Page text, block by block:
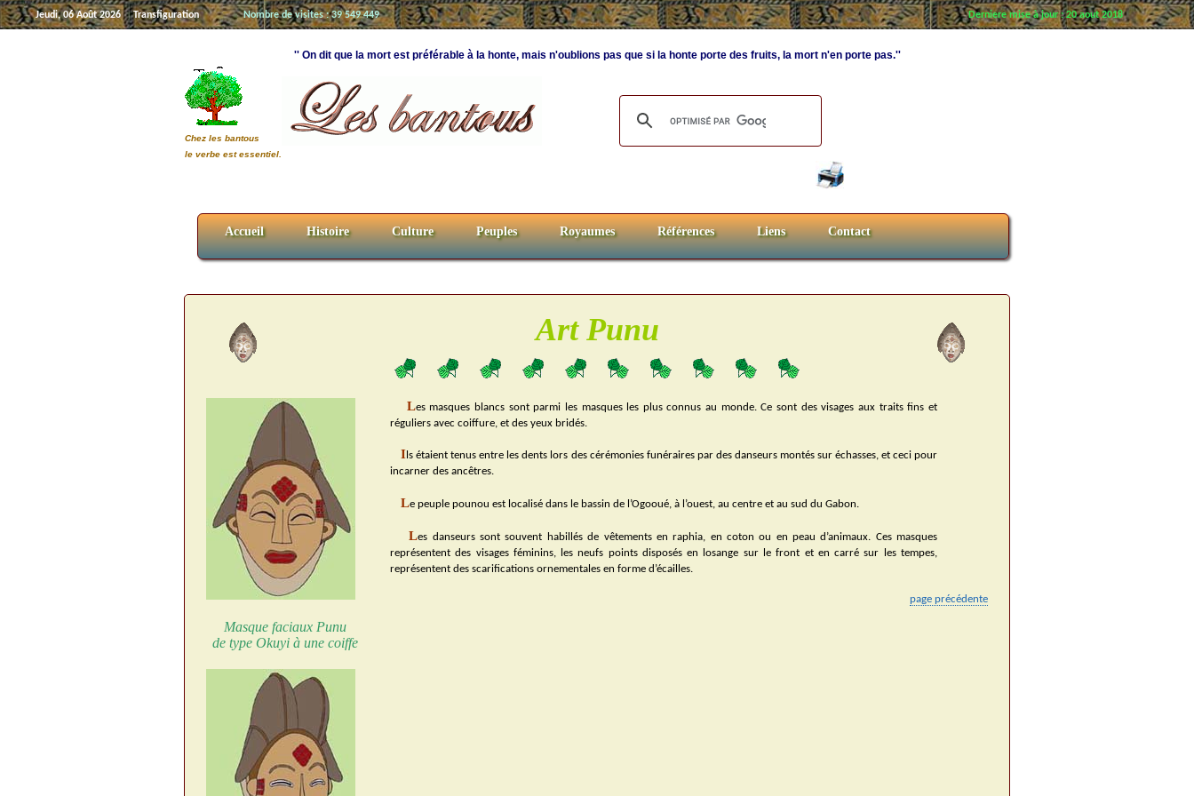
Jeudi, 06 Août 2026 Transfiguration Nombre de visites : 39 549 449 Derniere mise à jour : 20 aout 2018
'' On dit que la mort est préférable à la honte, mais n'oublions pas que si la honte porte des fruits, la mort n'en porte pas.''
Chez les bantous
le verbe est essentiel.
Accueil Histoire Culture Peuples Royaumes Références Liens Contact
Art Punu
Masque faciaux Punu
de type Okuyi à une coiffe
Les masques blancs sont parmi les masques les plus connus au monde. Ce sont des visages aux traits fins et
réguliers avec coiffure, et des yeux bridés.
I ls étaient tenus entre les dents lors des cérémonies funéraires par des danseurs montés sur échasses, et ceci pour
incarner des ancêtres.
Le peuple pounou est localisé dans le bassin de l’Ogooué, à l’ouest, au centre et au sud du Gabon.
Les danseurs sont souvent habillés de vêtements en raphia, en coton ou en peau d’animaux. Ces masques
représentent des visages féminins, les neufs points disposés en losange sur le front et en carré sur les tempes,
représentent des scarifications ornementales en forme d’écailles.
page précédente